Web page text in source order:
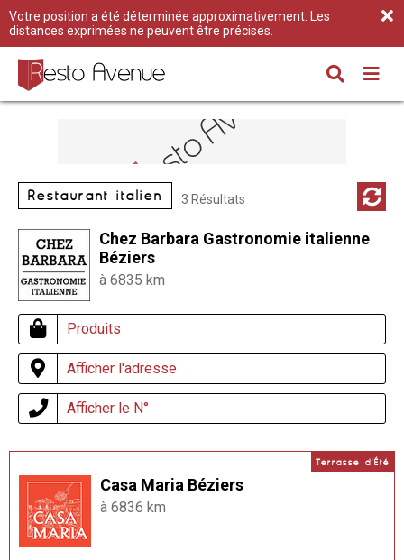
Votre position a été déterminée approximativement. Les
distances exprimées ne peuvent être précises.
Restaurant italien 3 Résultats
Chez Barbara Gastronomie italienne
Béziers
à 6835 km
Produits
Afficher l'adresse
Afficher le N°
Terrasse d'Été
Casa Maria Béziers
à 6836 km